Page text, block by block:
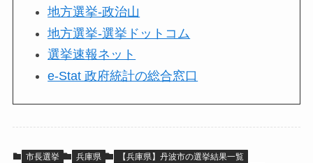
地方選挙-政治山
地方選挙-選挙ドットコム
選挙速報ネット
e-Stat 政府統計の総合窓口
市長選挙 兵庫県
【兵庫県】丹波市の選挙結果一覧